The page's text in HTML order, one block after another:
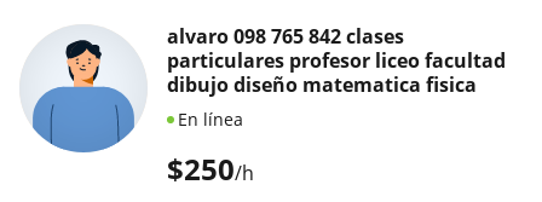
$250/h
alvaro 098 765 842 clases
particulares profesor liceo facultad
dibujo diseño matematica fisica
En línea